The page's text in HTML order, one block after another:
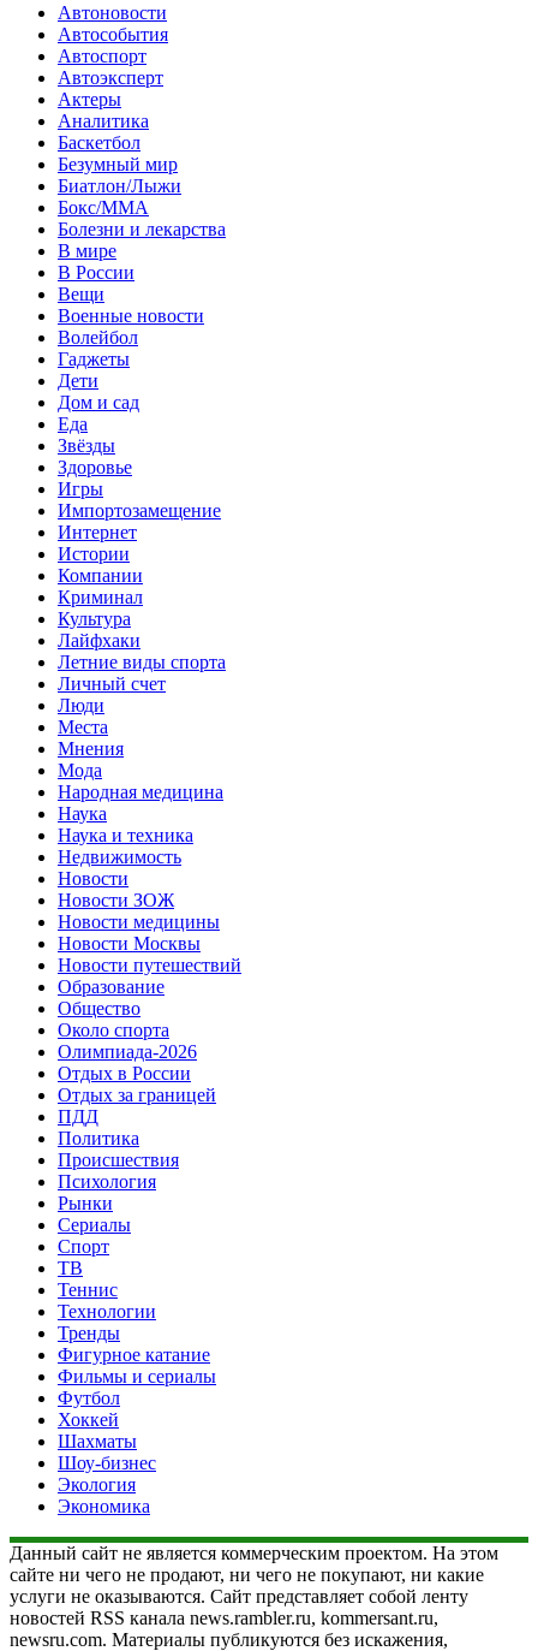
Автоновости
Автособытия
Автоспорт
Автоэксперт
Актеры
Аналитика
Баскетбол
Безумный мир
Биатлон/Лыжи
Бокс/MMA
Болезни и лекарства
В мире
В России
Вещи
Военные новости
Волейбол
Гаджеты
Дети
Дом и сад
Еда
Звёзды
Здоровье
Игры
Импортозамещение
Интернет
Истории
Компании
Криминал
Культура
Лайфхаки
Летние виды спорта
Личный счет
Люди
Места
Мнения
Мода
Народная медицина
Наука
Наука и техника
Недвижимость
Новости
Новости ЗОЖ
Новости медицины
Новости Москвы
Новости путешествий
Образование
Общество
Около спорта
Олимпиада-2026
Отдых в России
Отдых за границей
ПДД
Политика
Происшествия
Психология
Рынки
Сериалы
Спорт
ТВ
Теннис
Технологии
Тренды
Фигурное катание
Фильмы и сериалы
Футбол
Хоккей
Шахматы
Шоу-бизнес
Экология
Экономика
Данный сайт не является коммерческим проектом. На этом
сайте ни чего не продают, ни чего не покупают, ни какие
услуги не оказываются. Сайт представляет собой ленту
новостей RSS канала news.rambler.ru, kommersant.ru,
newsru.com. Материалы публикуются без искажения,